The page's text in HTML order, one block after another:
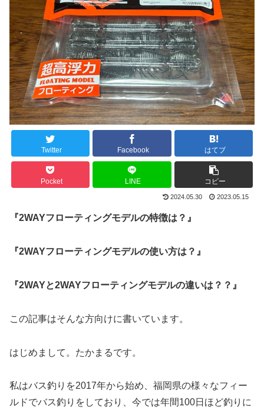
Twitter Facebook はてブ
Pocket LINE コピー
2024.05.30 2023.05.15
『2WAYフローティングモデルの特徴は？』
『2WAYフローティングモデルの使い方は？』
『2WAYと2WAYフローティングモデルの違いは？？』
この記事はそんな方向けに書いています。
はじめまして。たかまるです。
私はバス釣りを2017年から始め、福岡県の様々なフィー
ルドでバス釣りをしており、今では年間100日ほど釣りに